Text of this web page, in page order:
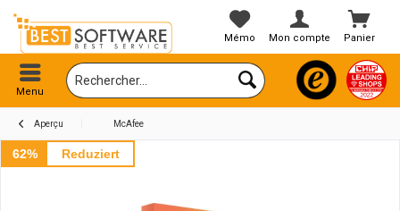
Panier
Mémo Mon compte
Menu
Aperçu McAfee
62% Reduziert